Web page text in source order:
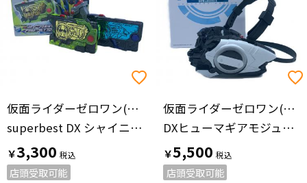
仮面ライダーゼロワン(カメンライダーゼロワン)
superbest DX シャイニングホッパー&アサルトウルフプログライズキー 仮面ライダー
￥3,300
店頭受取可能
仮面ライダーゼロワン(カメンライダーゼロワン)
DXヒューマギアモジュール 仮面ライダー
￥5,500
店頭受取可能